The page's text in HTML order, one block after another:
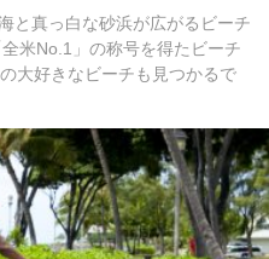
と真っ白な砂浜が広がるビーチ
米No.1」の称号を得たビーチ
大好きなビーチも見つかるで